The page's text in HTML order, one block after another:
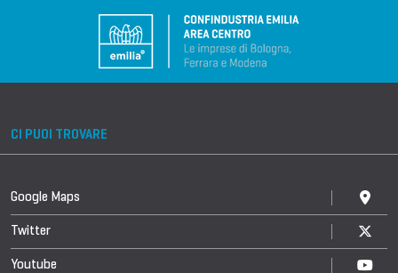
CI PUOI TROVARE
Google Maps
Twitter
Youtube